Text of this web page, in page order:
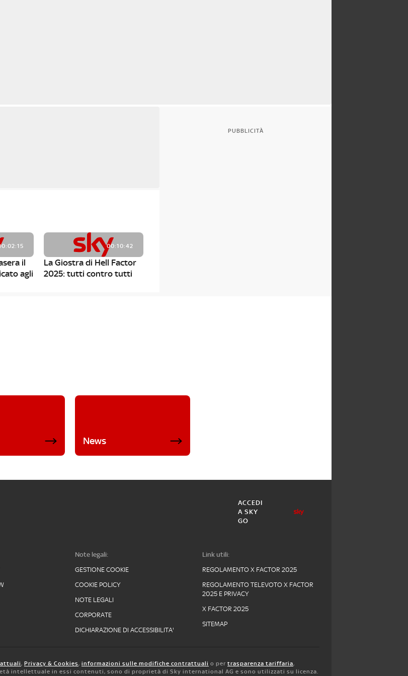
il
agli
00:10:42
La Giostra di Hell Factor
2025: tutti contro tutti
PUBBLICITÀ
News
ACCEDI
A SKY
GO
Note legali:
GESTIONE COOKIE
COOKIE POLICY
NOTE LEGALI
CORPORATE
DICHIARAZIONE DI ACCESSIBILITA'
Link utili:
REGOLAMENTO X FACTOR 2025
REGOLAMENTO TELEVOTO X FACTOR
2025 E PRIVACY
X FACTOR 2025
SITEMAP
, Privacy & Cookies, informazioni sulle modifiche contrattuali o per trasparenza tariffaria,
intellettuale in essi contenuti, sono di proprietà di Sky international AG e sono utilizzati su licenza.